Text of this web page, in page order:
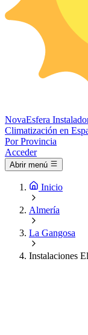
NovaEsfera
Climatización en
Por Provincia
Acceder
Abrir menú
Inicio
Almería
La Gangosa
Instalaciones